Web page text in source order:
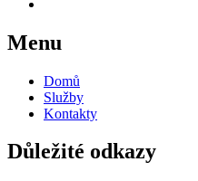
Menu
Domů
Služby
Kontakty
Důležité odkazy